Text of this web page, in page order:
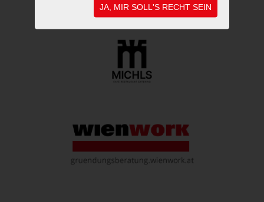
JA, MIR SOLL'S RECHT SEIN